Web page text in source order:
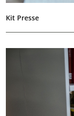
Kit Presse